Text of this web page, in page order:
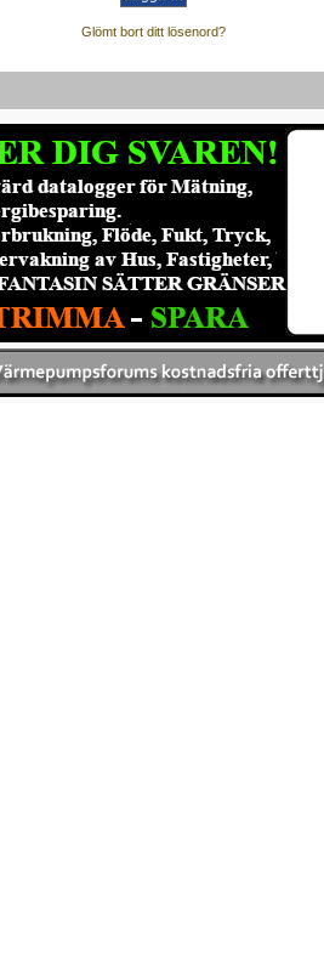
Glömt bort ditt lösenord?